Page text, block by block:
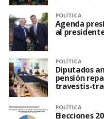
POLÍTICA
Agenda
al
POLÍTICA
Diputados
pensión
travestis-
POLÍTICA
Elecciones